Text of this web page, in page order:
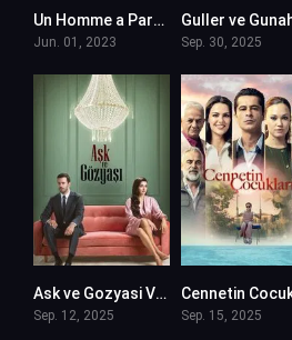
Un Homme a Part – Bambaska Biri en VF (Voix Francaise)
Jun. 01, 2023 Sep. 30, 2025
Ask ve Gozyasi VOSTFR
Sep. 12, 2025 Sep. 15, 2025